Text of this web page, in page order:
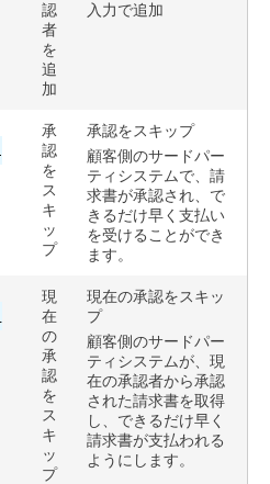
認
者
を
追
加
入力で追加
承
認
を
ス
キ
ッ
プ
承認をスキップ
顧客側のサードパー
ティシステムで、請
求書が承認され、で
きるだけ早く支払い
を受けることができ
ます。
現
在
の
承
認
を
ス
キ
ッ
プ
現在の承認をスキッ
プ
顧客側のサードパー
ティシステムが、現
在の承認者から承認
された請求書を取得
し、できるだけ早く
請求書が支払われる
ようにします。